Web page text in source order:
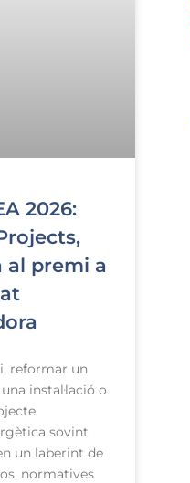
2026:
al premi a
reformar un
instal·lació o
sovint
un laberint de
normatives